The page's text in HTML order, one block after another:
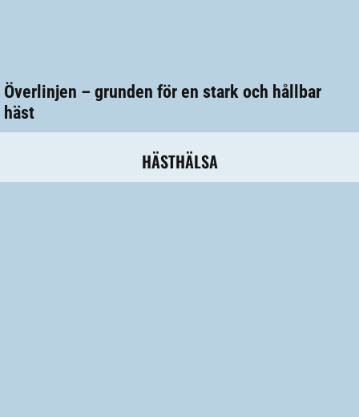
Överlinjen – grunden för en stark och hållbar
häst
HÄSTHÄLSA